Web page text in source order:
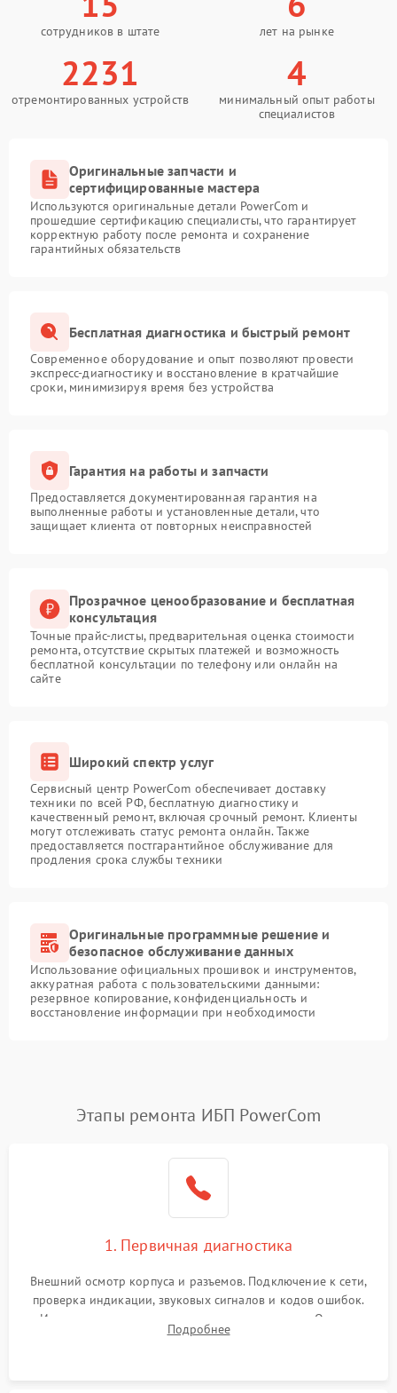
сотрудников в штате лет на рынке
2231
отремонтированных устройств
4
минимальный опыт работы
специалистов
Оригинальные запчасти и
сертифицированные мастера
Используются оригинальные детали PowerCom и
прошедшие сертификацию специалисты, что гарантирует
корректную работу после ремонта и сохранение
гарантийных обязательств
Бесплатная диагностика и быстрый ремонт
Современное оборудование и опыт позволяют провести
экспресс-диагностику и восстановление в кратчайшие
сроки, минимизируя время без устройства
Гарантия на работы и запчасти
Предоставляется документированная гарантия на
выполненные работы и установленные детали, что
защищает клиента от повторных неисправностей
Прозрачное ценообразование и бесплатная
консультация
Точные прайс-листы, предварительная оценка стоимости
ремонта, отсутствие скрытых платежей и возможность
бесплатной консультации по телефону или онлайн на
сайте
Широкий спектр услуг
Сервисный центр PowerCom обеспечивает доставку
техники по всей РФ, бесплатную диагностику и
качественный ремонт, включая срочный ремонт. Клиенты
могут отслеживать статус ремонта онлайн. Также
предоставляется постгарантийное обслуживание для
продления срока службы техники
Оригинальные программные решение и
безопасное обслуживание данных
Использование официальных прошивок и инструментов,
аккуратная работа с пользовательскими данными:
резервное копирование, конфиденциальность и
восстановление информации при необходимости
Этапы ремонта ИБП PowerCom
1. Первичная диагностика
Внешний осмотр корпуса и разъемов. Подключение к сети,
проверка индикации, звуковых сигналов и кодов ошибок.
Измерение входного и выходного напряжения. Оценка
реакции ИБП на отключение основного питания без
Подробнее